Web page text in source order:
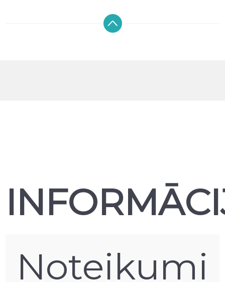
uzlādes pieslēgvietai, netraucējot ierīces funkcionalitāti.
Sortimentā pieejami maciņi un vāciņi no silikona, TPU,
Nothing Phone 4A, Nothing Phone 4A Pro,
Nothing Phone 3, Nothing Phone (3A), Nothing
Noteikumi